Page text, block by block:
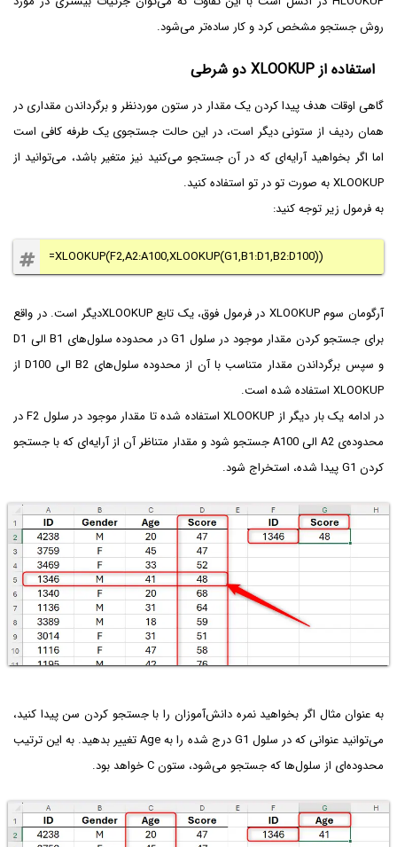
روش جستجو مشخص کرد و کار ساده‌تر می‌شود.
استفاده از XLOOKUP دو شرطی
گاهی اوقات هدف پیدا کردن یک مقدار در ستون موردنظر و برگرداندن مقداری در
همان ردیف از ستونی دیگر است، در این حالت جستجوی یک طرفه کافی است
اما اگر بخواهید آرایه‌ای که در آن جستجو می‌کنید نیز متغیر باشد، می‌توانید از
XLOOKUP به صورت تو در تو استفاده کنید.
به فرمول زیر توجه کنید:
=XLOOKUP(F2,A2:A100,XLOOKUP(G1,B1:D1,B2:D100))
آرگومان سوم XLOOKUP در فرمول فوق، یک تابع XLOOKUP‌دیگر است. در واقع
برای جستجو کردن مقدار موجود در سلول G1 در محدوده سلول‌های B1 الی D1
و سپس برگرداندن مقدار متناسب با آن از محدوده سلول‌های B2 الی D100 از
XLOOKUP استفاده شده است.
در ادامه یک بار دیگر از XLOOKUP استفاده شده تا مقدار موجود در سلول F2 در
محدوده‌ی A2 الی A100 جستجو شود و مقدار متناظر آن از آرایه‌ای که با جستجو
کردن G1 پیدا شده، استخراج شود.
به عنوان مثال اگر بخواهید نمره دانش‌آموزان را با جستجو کردن سن پیدا کنید،
می‌توانید عنوانی که در سلول G1 درج شده را به Age تغییر بدهید. به این ترتیب
محدوده‌ای از سلول‌ها که جستجو می‌شود، ستون C خواهد بود.